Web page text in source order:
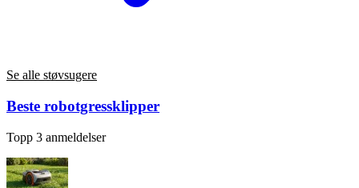
Se alle støvsugere
Beste robotgressklipper
Topp 3 anmeldelser